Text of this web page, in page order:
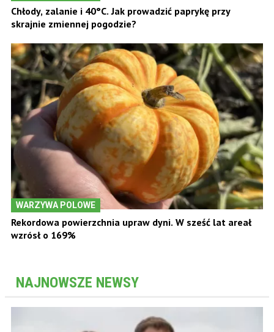
Chłody, zalanie i 40°C. Jak prowadzić paprykę przy
skrajnie zmiennej pogodzie?
WARZYWA POLOWE
Rekordowa powierzchnia upraw dyni. W sześć lat areał
wzrósł o 169%
NAJNOWSZE NEWSY